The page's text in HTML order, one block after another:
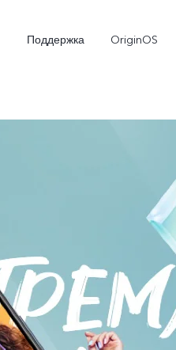
Поддержка OriginOS